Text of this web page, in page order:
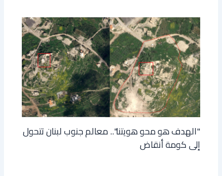
"الهدف هو محو هويتنا".. معالم جنوب لبنان تتحول
إلى كومة أنقاض